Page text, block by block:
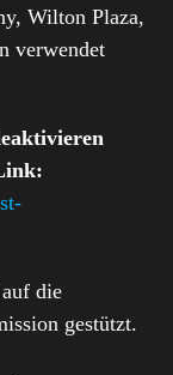
Wilton Plaza,
verwendet
die
gestützt.